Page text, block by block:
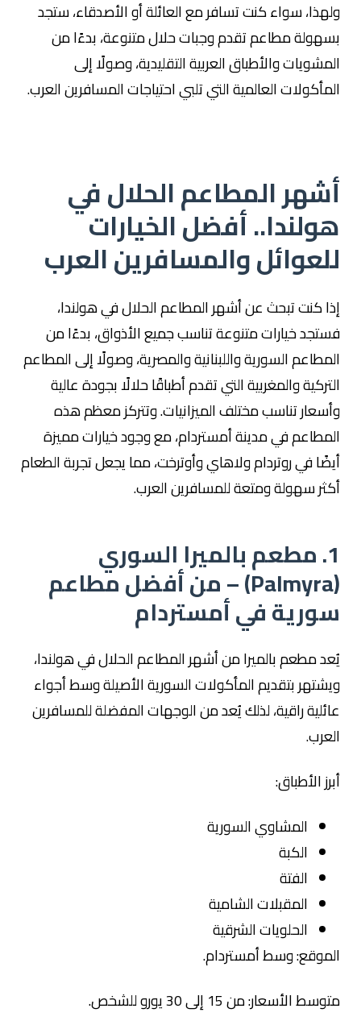
ولهذا، سواء كنت تسافر مع العائلة أو الأصدقاء، ستجد
بسهولة مطاعم تقدم وجبات حلال متنوعة، بدءًا من
المشويات والأطباق العربية التقليدية، وصولًا إلى
المأكولات العالمية التي تلبي احتياجات المسافرين العرب.
أشهر المطاعم الحلال في
هولندا.. أفضل الخيارات
للعوائل والمسافرين العرب
إذا كنت تبحث عن أشهر المطاعم الحلال في هولندا،
فستجد خيارات متنوعة تناسب جميع الأذواق، بدءًا من
المطاعم السورية واللبنانية والمصرية، وصولًا إلى المطاعم
التركية والمغربية التي تقدم أطباقًا حلالًا بجودة عالية
وأسعار تناسب مختلف الميزانيات. وتتركز معظم هذه
المطاعم في مدينة أمستردام، مع وجود خيارات مميزة
أيضًا في روتردام ولاهاي وأوترخت، مما يجعل تجربة الطعام
أكثر سهولة ومتعة للمسافرين العرب.
1. مطعم بالميرا السوري
(Palmyra) – من أفضل مطاعم
سورية في أمستردام
يُعد مطعم بالميرا من أشهر المطاعم الحلال في هولندا،
ويشتهر بتقديم المأكولات السورية الأصيلة وسط أجواء
عائلية راقية، لذلك يُعد من الوجهات المفضلة للمسافرين
العرب.
أبرز الأطباق:
المشاوي السورية
الكبة
الفتة
المقبلات الشامية
الحلويات الشرقية
الموقع: وسط أمستردام.
متوسط الأسعار: من 15 إلى 30 يورو للشخص.